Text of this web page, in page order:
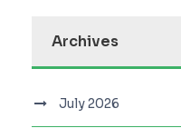
Archives
July 2026